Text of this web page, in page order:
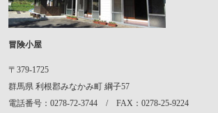
冒険小屋
〒379-1725
群馬県 利根郡みなかみ町 綱子57
電話番号：0278-72-3744 / FAX：0278-25-9224